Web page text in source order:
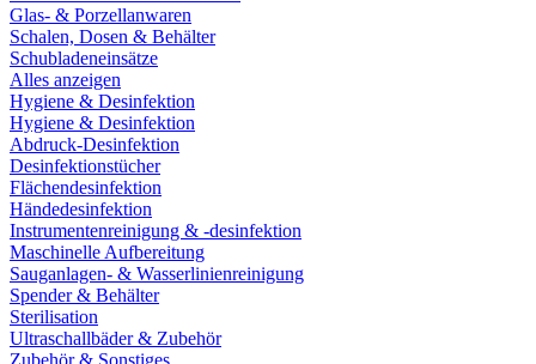
Glas- & Porzellanwaren
Schalen, Dosen & Behälter
Schubladeneinsätze
Alles anzeigen
Hygiene & Desinfektion
Hygiene & Desinfektion
Abdruck-Desinfektion
Desinfektionstücher
Flächendesinfektion
Händedesinfektion
Instrumentenreinigung & -desinfektion
Maschinelle Aufbereitung
Sauganlagen- & Wasserlinienreinigung
Spender & Behälter
Sterilisation
Ultraschallbäder & Zubehör
Zubehör & Sonstiges